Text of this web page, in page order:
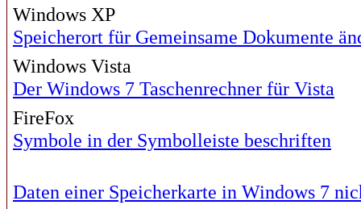
Windows XP
Speicherort für Gemeinsame Dokumente
Windows Vista
Der Windows 7 Taschenrechner für Vista
FireFox
Symbole in der Symbolleiste beschriften
Daten einer Speicherkarte in Windows 7